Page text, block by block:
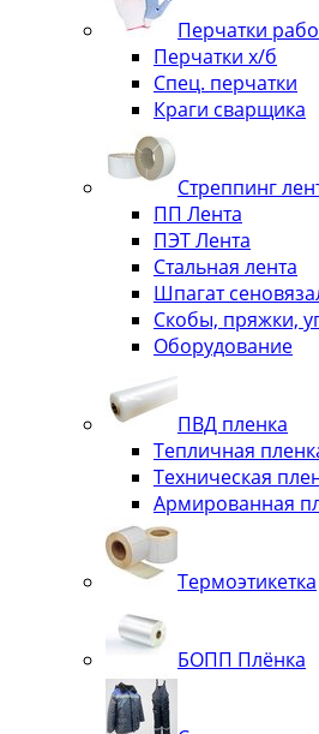
Перчатки
Перчатки х/б
Спец. перчатки
Краги сварщика
Стреппинг
ПП Лента
ПЭТ Лента
Стальная лента
Шпагат
Скобы, пряжки,
Оборудование
ПВД пленка
Тепличная
Техническая
Армированная
Термоэтикетка
БОПП Плёнка